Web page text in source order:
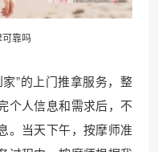
靠吗
”的上门推拿服务，整
个人信息和需求后，不
。当天下午，按摩师准